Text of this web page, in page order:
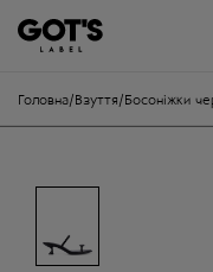
Головна/ Взуття/ Босоніжки